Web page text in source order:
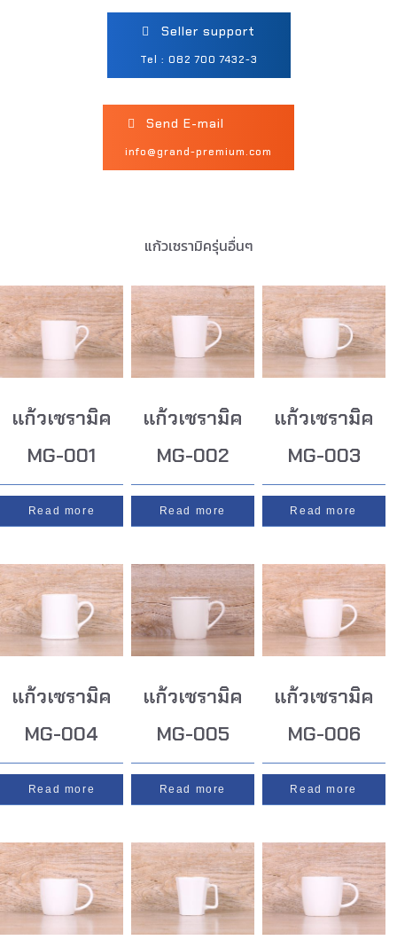
Seller support
Tel : 082 700 7432-3
Send E-mail
info@grand-premium.com
แก้วเซรามิครุ่นอื่นๆ
แก้วเซรามิค
MG-001
Read more
แก้วเซรามิค
MG-002
Read more
แก้วเซรามิค
MG-003
Read more
แก้วเซรามิค
MG-004
Read more
แก้วเซรามิค
MG-005
Read more
แก้วเซรามิค
MG-006
Read more